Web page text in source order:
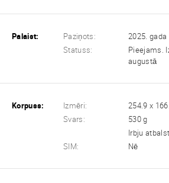
Palaist: Paziņots:
2025. gada
Statuss:
Pieejams.
augustā
Korpuss: Izmēri:
254.9 x
Svars:
530 g
Irbju
SIM:
Nē